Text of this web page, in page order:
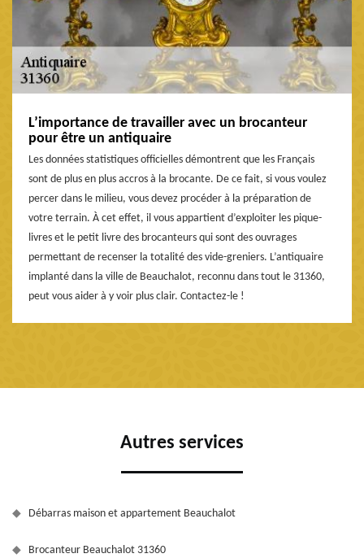
L’importance de travailler avec un brocanteur
pour être un antiquaire
Les données statistiques officielles démontrent que les Français
sont de plus en plus accros à la brocante. De ce fait, si vous voulez
percer dans le milieu, vous devez procéder à la préparation de
votre terrain. À cet effet, il vous appartient d’exploiter les pique-
livres et le petit livre des brocanteurs qui sont des ouvrages
permettant de recenser la totalité des vide-greniers. L’antiquaire
implanté dans la ville de Beauchalot, reconnu dans tout le 31360,
peut vous aider à y voir plus clair. Contactez-le !
Autres services
Débarras maison et appartement Beauchalot
Brocanteur Beauchalot 31360